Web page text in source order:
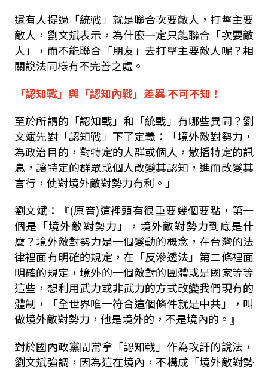
還有人提過「統戰」就是聯合次要敵人，打擊主要
敵人，劉文斌表示，為什麼一定只能聯合「次要敵
人」，而不能聯合「朋友」去打擊主要敵人呢？相
關說法同樣有不完善之處。
「認知戰」 與「認知內戰」差異 不可不知！
至於所謂的「認知戰」和「統戰」有哪些異同？劉
文斌先對「認知戰」下了定義：「境外敵對勢力，
為政治目的，對特定的人群或個人，散播特定的訊
息，讓特定的群眾或個人改變其認知，進而改變其
言行，使對境外敵對勢力有利。」
劉文斌：『(原音)這裡頭有很重要幾個要點，第一
個是「境外敵對勢力」，境外敵對勢力到底是什
麼？境外敵對勢力是一個變動的概念，在台灣的法
律裡面有明確的規定，在「反滲透法」第二條裡面
明確的規定，境外的一個敵對的團體或是國家等等
這些，想利用武力或非武力的方式改變我們現有的
體制，「全世界唯一符合這個條件就是中共」，叫
做境外敵對勢力，他是境外的，不是境內的。』
對於國內政黨間常拿「認知戰」作為攻訐的說法，
劉文斌強調，因為這在境內，不構成「境外敵對勢